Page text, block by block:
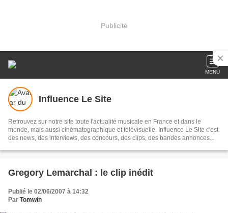
Publicité
MENU
Influence Le Site
Retrouvez sur notre site toute l'actualité musicale en France et dans le
monde, mais aussi cinématographique et télévisuelle. Influence Le Site c'est
des news, des interviews, des concours, des clips, des bandes annonces...
Gregory Lemarchal : le clip inédit
Publié le 02/06/2007 à 14:32
Par Tomwin